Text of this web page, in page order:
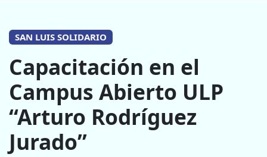
SAN LUIS SOLIDARIO
Capacitación en el
Campus Abierto ULP
“Arturo Rodríguez
Jurado”